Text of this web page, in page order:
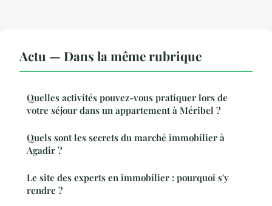
Actu — Dans la même rubrique
Quelles activités pouvez-vous pratiquer lors de
votre séjour dans un appartement à Méribel ?
Quels sont les secrets du marché immobilier à
Agadir ?
Le site des experts en immobilier : pourquoi s'y
rendre ?